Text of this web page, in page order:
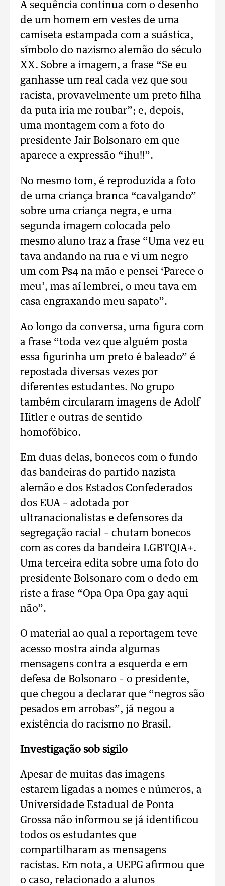
A sequência continua com o desenho
de um homem em vestes de uma
camiseta estampada com a suástica,
símbolo do nazismo alemão do século
XX. Sobre a imagem, a frase “Se eu
ganhasse um real cada vez que sou
racista, provavelmente um preto filha
da puta iria me roubar”; e, depois,
uma montagem com a foto do
presidente Jair Bolsonaro em que
aparece a expressão “ihu!!”.
No mesmo tom, é reproduzida a foto
de uma criança branca “cavalgando”
sobre uma criança negra, e uma
segunda imagem colocada pelo
mesmo aluno traz a frase “Uma vez eu
tava andando na rua e vi um negro
um com Ps4 na mão e pensei ‘Parece o
meu’, mas aí lembrei, o meu tava em
casa engraxando meu sapato”.
Ao longo da conversa, uma figura com
a frase “toda vez que alguém posta
essa figurinha um preto é baleado” é
repostada diversas vezes por
diferentes estudantes. No grupo
também circularam imagens de Adolf
Hitler e outras de sentido
homofóbico.
Em duas delas, bonecos com o fundo
das bandeiras do partido nazista
alemão e dos Estados Confederados
dos EUA – adotada por
ultranacionalistas e defensores da
segregação racial – chutam bonecos
com as cores da bandeira LGBTQIA+.
Uma terceira edita sobre uma foto do
presidente Bolsonaro com o dedo em
riste a frase “Opa Opa Opa gay aqui
não”.
O material ao qual a reportagem teve
acesso mostra ainda algumas
mensagens contra a esquerda e em
defesa de Bolsonaro – o presidente,
que chegou a declarar que “negros são
pesados em arrobas”, já negou a
existência do racismo no Brasil.
Investigação sob sigilo
Apesar de muitas das imagens
estarem ligadas a nomes e números, a
Universidade Estadual de Ponta
Grossa não informou se já identificou
todos os estudantes que
compartilharam as mensagens
racistas. Em nota, a UEPG afirmou que
o caso, relacionado a alunos